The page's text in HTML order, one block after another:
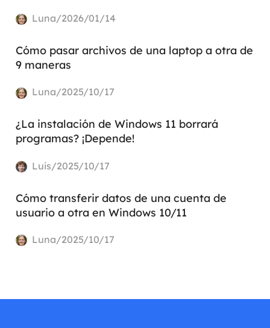
Luna/2026/01/14
Cómo pasar archivos de una laptop a otra de
9 maneras
Luna/2025/10/17
¿La instalación de Windows 11 borrará
programas? ¡Depende!
Luis/2025/10/17
Cómo transferir datos de una cuenta de
usuario a otra en Windows 10/11
Luna/2025/10/17